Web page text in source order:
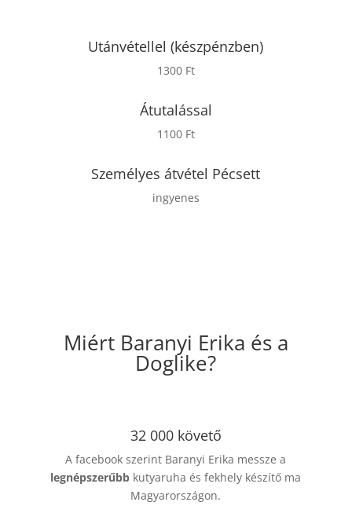
Utánvétellel (készpénzben)
1300 Ft
Átutalással
1100 Ft
Személyes átvétel Pécsett
ingyenes
Miért Baranyi Erika és a
Doglike?
32 000 követő
A facebook szerint Baranyi Erika messze a
legnépszerűbb kutyaruha és fekhely készítő ma
Magyarországon.